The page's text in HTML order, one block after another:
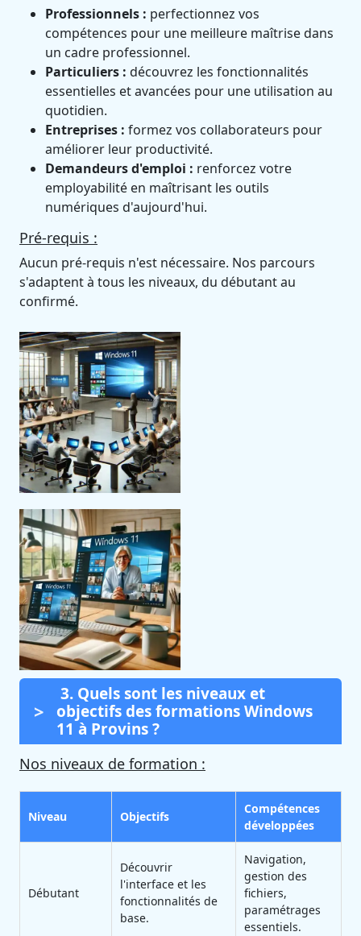
Professionnels : perfectionnez vos
compétences pour une meilleure maîtrise dans
un cadre professionnel.
Particuliers : découvrez les fonctionnalités
essentielles et avancées pour une utilisation au
quotidien.
Entreprises : formez vos collaborateurs pour
améliorer leur productivité.
Demandeurs d'emploi : renforcez votre
employabilité en maîtrisant les outils
numériques d'aujourd'hui.
Pré-requis :
Aucun pré-requis n'est nécessaire. Nos parcours
s'adaptent à tous les niveaux, du débutant au
confirmé.
3. Quels sont les niveaux et
objectifs des formations Windows
11 à Provins ?
Nos niveaux de formation :
Niveau Objectifs
Compétences
développées
Débutant
Découvrir
l'interface et les
fonctionnalités de
base.
Navigation,
gestion des
fichiers,
paramétrages
essentiels.